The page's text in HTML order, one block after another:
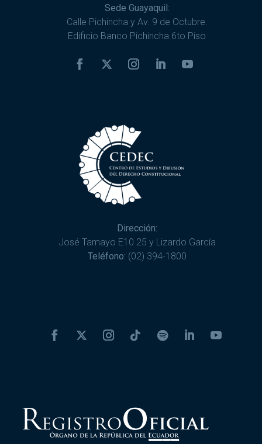
Sede Guayaquil:
Calle Pichincha y Av. 9 de Octubre.
Edificio Banco Pichincha 6to Piso
Dirección:
José Tamayo E10 25 y Lizardo García
Teléfono: (02) 394-1800